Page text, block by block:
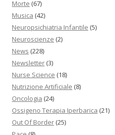
Morte (67)
Musica (42)
Neuropsichiatria Infantile (5)
Neuroscienze (2)
News (228)
Newsletter (3)
Nurse Science (18)
Nutrizione Artificiale (8)
Oncologia (24)
Ossigeno Terapia Iperbarica (21)
Out Of Border (25)